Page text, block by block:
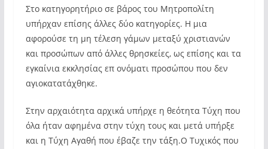
Στο κατηγορητήριο σε βάρος του Μητροπολίτη
υπήρχαν επίσης άλλες δύο κατηγορίες. Η μια
αφορούσε τη μη τέλεση γάμων μεταξύ χριστιανών
και προσώπων από άλλες θρησκείες, ως επίσης και τα
εγκαίνια εκκλησίας επ ονόματι προσώπου που δεν
αγιοκατατάχθηκε.
Στην αρχαιότητα αρχικά υπήρχε η θεότητα Τύχη που
όλα ήταν αφημένα στην τύχη τους και μετά υπήρξε
και η Τύχη Αγαθή που έβαζε την τάξη.Ο Τυχικός που